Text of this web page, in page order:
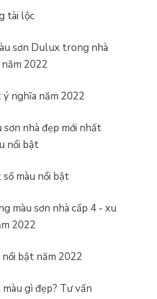
tài lộc
nghĩa năm 2022
màu nổi bật
bật năm 2022